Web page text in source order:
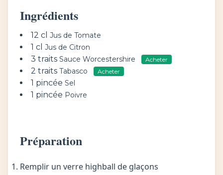
Ingrédients
12 cl Jus de Tomate
1 cl Jus de Citron
3 traits Sauce Worcestershire Acheter
2 traits Tabasco Acheter
1 pincée Sel
1 pincée Poivre
Préparation
Remplir un verre highball de glaçons